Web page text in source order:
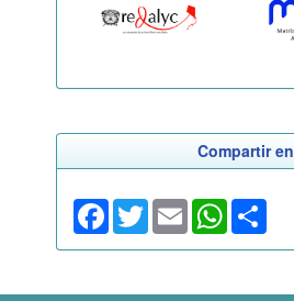
Compartir en
Facebook
TwitterEmail WhatsApp